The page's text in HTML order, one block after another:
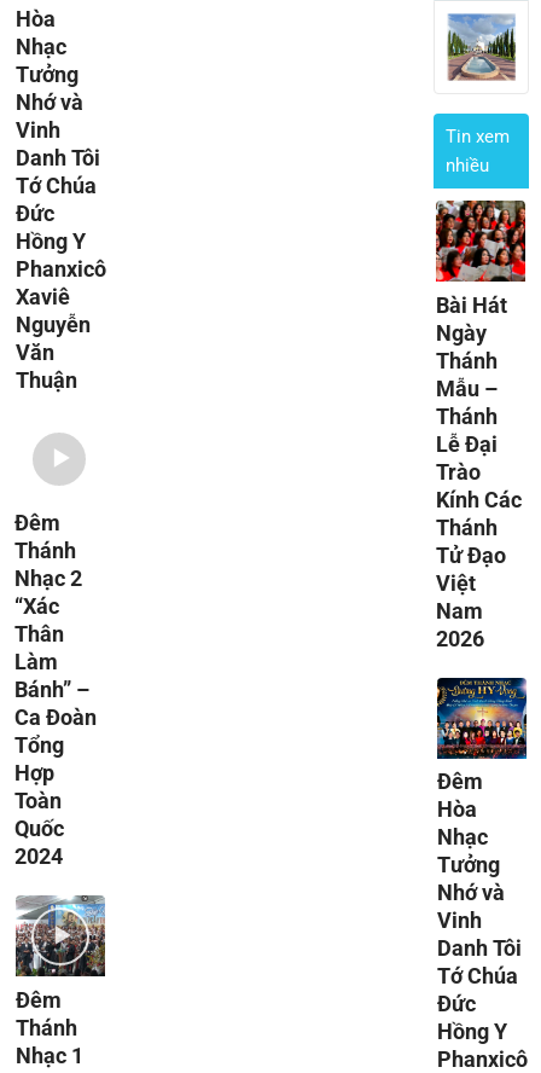
Hòa
Nhạc
Tưởng
Nhớ và
Vinh
Danh Tôi
Tớ Chúa
Đức
Hồng Y
Phanxicô
Xaviê
Nguyễn
Văn
Thuận
Đêm
Thánh
Nhạc 2
“Xác
Thân
Làm
Bánh” –
Ca Đoàn
Tổng
Hợp
Toàn
Quốc
2024
Đêm
Thánh
Nhạc 1
Tin xem
nhiều
Bài Hát
Ngày
Thánh
Mẫu –
Thánh
Lễ Đại
Trào
Kính Các
Thánh
Tử Đạo
Việt
Nam
2026
Đêm
Hòa
Nhạc
Tưởng
Nhớ và
Vinh
Danh Tôi
Tớ Chúa
Đức
Hồng Y
Phanxicô